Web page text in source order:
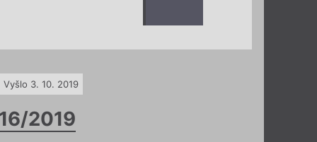
Vyšlo 3. 10. 2019
2019